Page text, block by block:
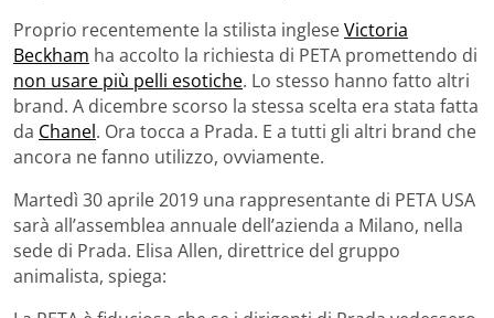
Proprio recentemente la stilista ingleseVictoria
Beckham ha accolto la richiesta di PETA promettendo di
non usare più pelli esotiche. Lo stesso hanno fatto altri
brand. A dicembre scorso la stessa scelta era stata fatta
da Chanel. Ora tocca a Prada. E a tutti gli altri brand che
ancora ne fanno utilizzo, ovviamente.
Martedì 30 aprile 2019 una rappresentante di PETA USA
sarà all’assemblea annuale dell’azienda a Milano, nella
sede di Prada. Elisa Allen, direttrice del gruppo
animalista, spiega: